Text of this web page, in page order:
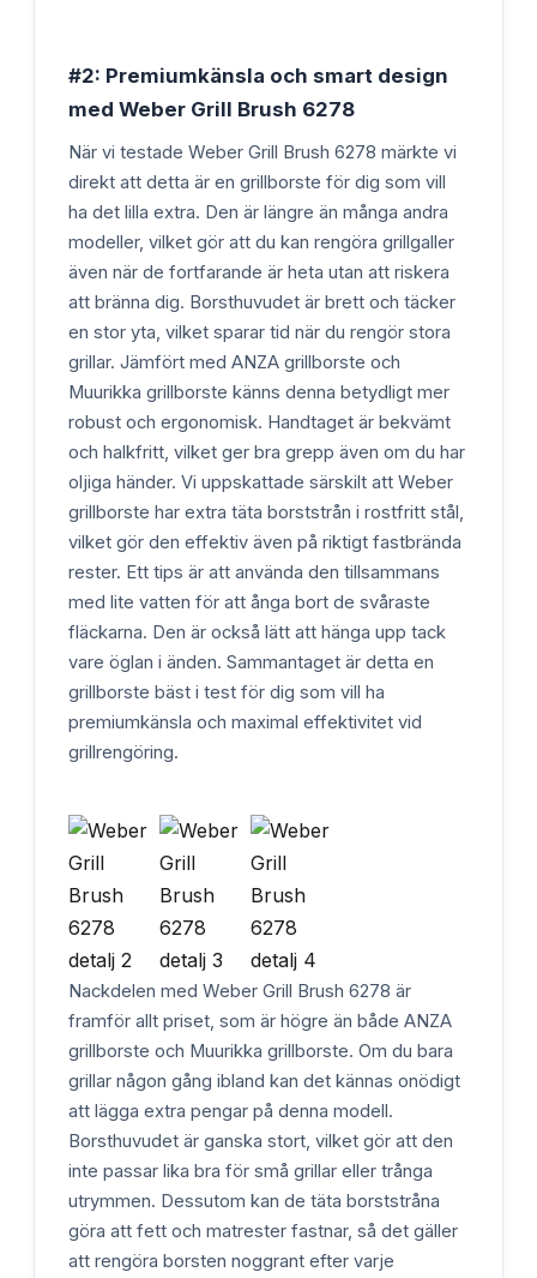
#2: Premiumkänsla och smart design
med Weber Grill Brush 6278
När vi testade Weber Grill Brush 6278 märkte vi
direkt att detta är en grillborste för dig som vill
ha det lilla extra. Den är längre än många andra
modeller, vilket gör att du kan rengöra grillgaller
även när de fortfarande är heta utan att riskera
att bränna dig. Borsthuvudet är brett och täcker
en stor yta, vilket sparar tid när du rengör stora
grillar. Jämfört med ANZA grillborste och
Muurikka grillborste känns denna betydligt mer
robust och ergonomisk. Handtaget är bekvämt
och halkfritt, vilket ger bra grepp även om du har
oljiga händer. Vi uppskattade särskilt att Weber
grillborste har extra täta borststrån i rostfritt stål,
vilket gör den effektiv även på riktigt fastbrända
rester. Ett tips är att använda den tillsammans
med lite vatten för att ånga bort de svåraste
fläckarna. Den är också lätt att hänga upp tack
vare öglan i änden. Sammantaget är detta en
grillborste bäst i test för dig som vill ha
premiumkänsla och maximal effektivitet vid
grillrengöring.
Nackdelen med Weber Grill Brush 6278 är
framför allt priset, som är högre än både ANZA
grillborste och Muurikka grillborste. Om du bara
grillar någon gång ibland kan det kännas onödigt
att lägga extra pengar på denna modell.
Borsthuvudet är ganska stort, vilket gör att den
inte passar lika bra för små grillar eller trånga
utrymmen. Dessutom kan de täta borststråna
göra att fett och matrester fastnar, så det gäller
att rengöra borsten noggrant efter varje